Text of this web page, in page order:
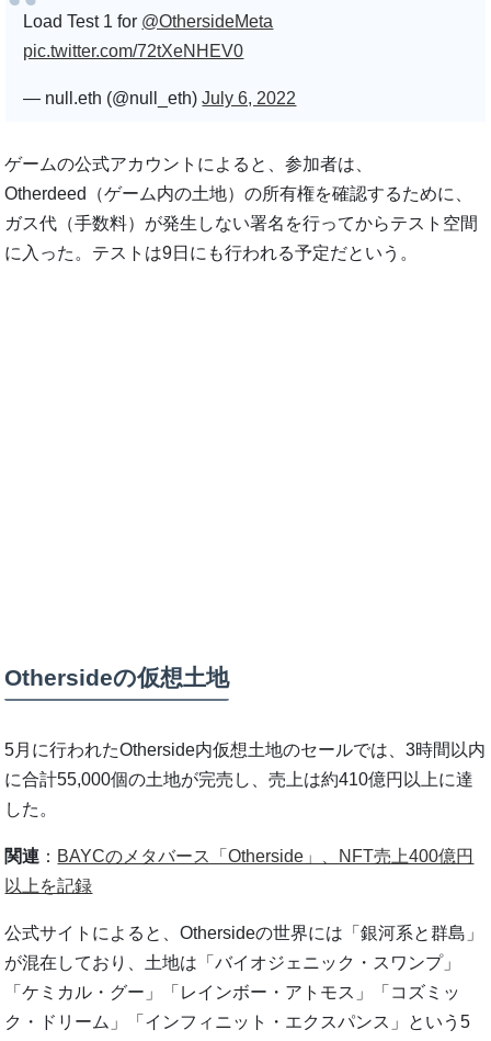
Load Test 1 for @OthersideMeta
pic.twitter.com/72tXeNHEV0
— null.eth (@null_eth)July 6, 2022
ゲームの公式アカウントによると、参加者は、
Otherdeed（ゲーム内の土地）の所有権を確認するために、
ガス代（手数料）が発生しない署名を行ってからテスト空間
に入った。テストは9日にも行われる予定だという。
Othersideの仮想土地
5月に行われたOtherside内仮想土地のセールでは、3時間以内
に合計55,000個の土地が完売し、売上は約410億円以上に達
した。
関連 ： BAYCのメタバース「Otherside」、NFT売上400億円
以上を記録
公式サイトによると、Othersideの世界には「銀河系と群島」
が混在しており、土地は「バイオジェニック・スワンプ」
「ケミカル・グー」「レインボー・アトモス」「コズミッ
ク・ドリーム」「インフィニット・エクスパンス」という5